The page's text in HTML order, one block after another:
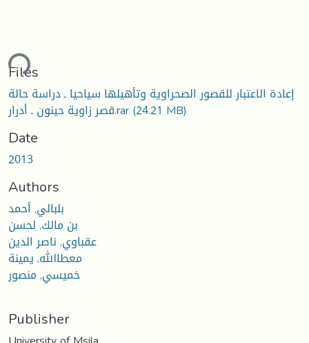
Files
إعادة الاعتبار للقصور الصحراوية وتأهيلها سياحيا ـ دراسة حالة
قصر زاوية حينون ـ أدرار.rar(24.21 MB)
Date
2013
Authors
بلبالي, أحمد
بن مالك, لحسن
عقباوي, ناصر الدين
معطاالله, يمينة
خميسي, منصور
Publisher